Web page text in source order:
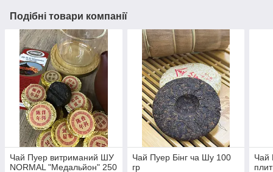
Подібні товари компанії
Чай Пуер витриманий ШУ
NORMAL "Медальйон" 250
Чай Пуер Бінг ча Шу 100
гр
Чай